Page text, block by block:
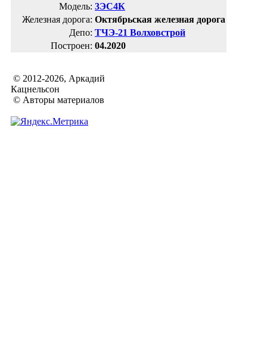
Модель: 3ЭС4К
Железная дорога: Октябрьская железная дорога
Депо: ТЧЭ-21 Волховстрой
Построен: 04.2020
© 2012-2026, Аркадий
Кацнельсон
© Авторы материалов